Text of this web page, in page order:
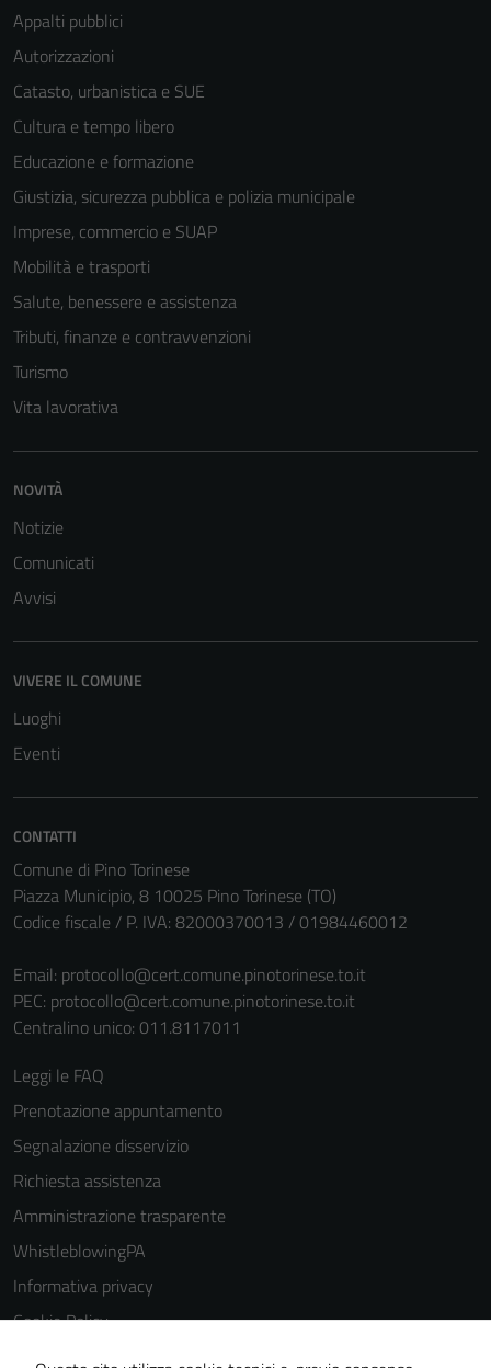
Appalti pubblici
Autorizzazioni
Catasto, urbanistica e SUE
Cultura e tempo libero
Educazione e formazione
Giustizia, sicurezza pubblica e polizia municipale
Imprese, commercio e SUAP
Mobilità e trasporti
Salute, benessere e assistenza
Tributi, finanze e contravvenzioni
Turismo
Vita lavorativa
NOVITÀ
Notizie
Comunicati
Avvisi
VIVERE IL COMUNE
Luoghi
Eventi
CONTATTI
Comune di Pino Torinese
Piazza Municipio, 8 10025 Pino Torinese (TO)
Codice fiscale / P. IVA: 82000370013 / 01984460012
Email: protocollo@cert.comune.pinotorinese.to.it
PEC: protocollo@cert.comune.pinotorinese.to.it
Centralino unico: 011.8117011
Leggi le FAQ
Prenotazione appuntamento
Segnalazione disservizio
Richiesta assistenza
Amministrazione trasparente
WhistleblowingPA
Informativa privacy
Cookie Policy
Note legali